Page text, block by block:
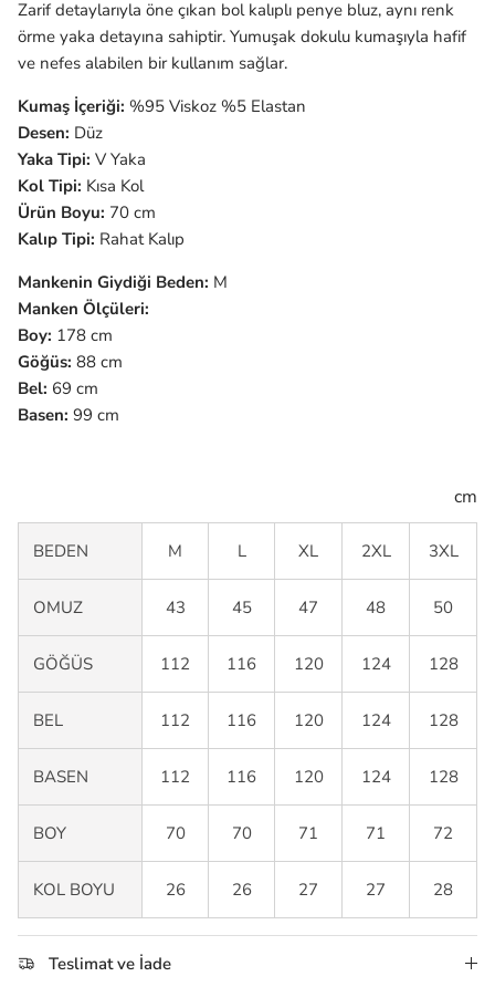
Zarif detaylarıyla öne çıkan bol kalıplı penye bluz, aynı renk
örme yaka detayına sahiptir. Yumuşak dokulu kumaşıyla hafif
ve nefes alabilen bir kullanım sağlar.
Kumaş İçeriği: %95 Viskoz %5 Elastan
Desen: Düz
Yaka Tipi: V Yaka
Kol Tipi: Kısa Kol
Ürün Boyu: 70 cm
Kalıp Tipi: Rahat Kalıp
Mankenin Giydiği Beden: M
Manken Ölçüleri:
Boy: 178 cm
Göğüs: 88 cm
Bel: 69 cm
Basen: 99 cm
cm
BEDEN M L XL 2XL 3XL
OMUZ 43 45 47 48 50
GÖĞÜS 112 116 120 124 128
BEL 112 116 120 124 128
BASEN 112 116 120 124 128
BOY 70 70 71 71 72
KOL BOYU 26 26 27 27 28
Teslimat ve İade